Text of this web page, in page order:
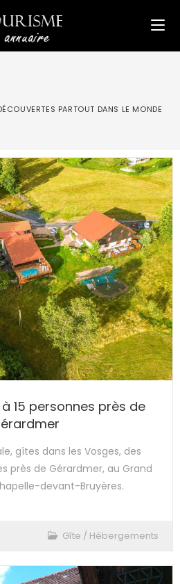
PARTOUT DANS LE MONDE
15 personnes près de
gîtes dans les Vosges, des
près de Gérardmer, au Grand
devant-Bruyères.
Gîte / Hébergements